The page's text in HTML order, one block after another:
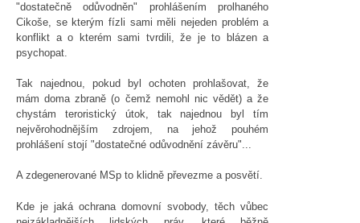
"dostatečně odůvodněn" prohlášením prolhaného
Cikoše, se kterým fízli sami měli nejeden problém a
konflikt a o kterém sami tvrdili, že je to blázen a
psychopat.
Tak najednou, pokud byl ochoten prohlašovat, že
mám doma zbraně (o čemž nemohl nic vědět) a že
chystám teroristický útok, tak najednou byl tím
nejvěrohodnějším zdrojem, na jehož pouhém
prohlášení stojí "dostatečné odůvodnění závěru"...
A zdegenerované MSp to klidně převezme a posvětí.
Kde je jaká ochrana domovní svobody, těch vůbec